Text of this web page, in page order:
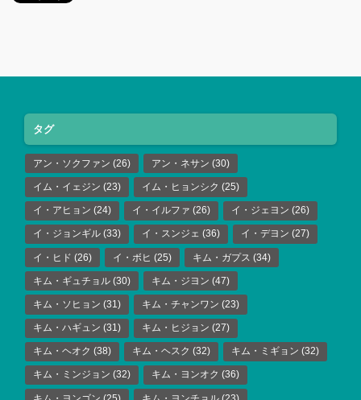
タグ
アン・ソクファン (26) アン・ネサン (30)
イム・イェジン (23) イム・ヒョンシク (25)
イ・アヒョン (24) イ・イルファ (26) イ・ジェヨン (26)
イ・ジョンギル (33) イ・スンジェ (36) イ・デヨン (27)
イ・ヒド (26) イ・ボヒ (25) キム・ガプス (34)
キム・ギュチョル (30) キム・ジヨン (47)
キム・ソヒョン (31) キム・チャンワン (23)
キム・ハギュン (31) キム・ヒジョン (27)
キム・ヘオク (38) キム・ヘスク (32) キム・ミギョン (32)
キム・ミンジョン (32) キム・ヨンオク (36)